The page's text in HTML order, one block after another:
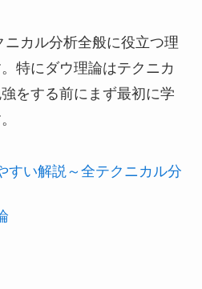
カル分析全般に役立つ理
特にダウ理論はテクニカ
をする前にまず最初に学
すい解説～全テクニカル分